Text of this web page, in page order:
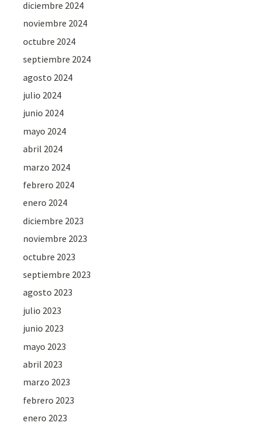
diciembre 2024
noviembre 2024
octubre 2024
septiembre 2024
agosto 2024
julio 2024
junio 2024
mayo 2024
abril 2024
marzo 2024
febrero 2024
enero 2024
diciembre 2023
noviembre 2023
octubre 2023
septiembre 2023
agosto 2023
julio 2023
junio 2023
mayo 2023
abril 2023
marzo 2023
febrero 2023
enero 2023